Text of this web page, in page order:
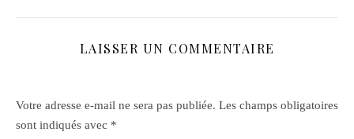
LAISSER UN COMMENTAIRE
Votre adresse e-mail ne sera pas publiée. Les champs obligatoires
sont indiqués avec *